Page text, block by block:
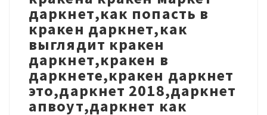
даркнет,как попасть в
кракен даркнет,как
выглядит кракен
даркнет,кракен в
даркнете,кракен даркнет
это,даркнет 2018,даркнет
апвоут,даркнет как